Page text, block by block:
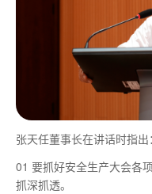
张天任董事长在讲话时指出：
01 要抓好安全生产大会各
抓深抓透。